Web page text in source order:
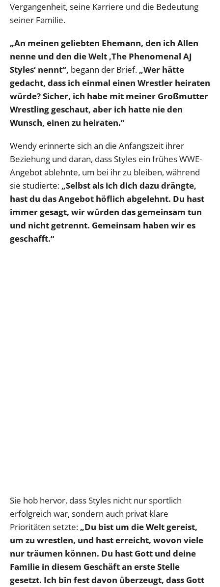
Vergangenheit, seine Karriere und die Bedeutung
seiner Familie.
„An meinen geliebten Ehemann, den ich Allen
nenne und den die Welt ‚The Phenomenal AJ
Styles‘ nennt“, begann der Brief. „Wer hätte
gedacht, dass ich einmal einen Wrestler heiraten
würde? Sicher, ich habe mit meiner Großmutter
Wrestling geschaut, aber ich hatte nie den
Wunsch, einen zu heiraten.“
Wendy erinnerte sich an die Anfangszeit ihrer
Beziehung und daran, dass Styles ein frühes WWE-
Angebot ablehnte, um bei ihr zu bleiben, während
sie studierte: „Selbst als ich dich dazu drängte,
hast du das Angebot höflich abgelehnt. Du hast
immer gesagt, wir würden das gemeinsam tun
und nicht getrennt. Gemeinsam haben wir es
geschafft.“
Sie hob hervor, dass Styles nicht nur sportlich
erfolgreich war, sondern auch privat klare
Prioritäten setzte: „Du bist um die Welt gereist,
um zu wrestlen, und hast erreicht, wovon viele
nur träumen können. Du hast Gott und deine
Familie in diesem Geschäft an erste Stelle
gesetzt. Ich bin fest davon überzeugt, dass Gott